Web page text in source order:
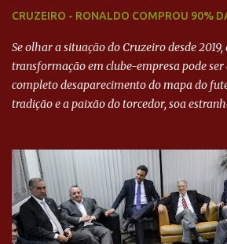
CRUZEIRO - RONALDO COMPROU 90%
Se olhar a situação do Cruzeiro desde
transformação em clube-empresa pode
completo desaparecimento do mapa do
tradição e a paixão do torcedor, soa
feito imediatamente para pagamento de
investimentos no departamento de futebol.
para a recuperação do Cruzeiro, o aporte
Ronaldo sendo solidário à dívida de R$ 1
mais o peso que o ex-atacante tem no